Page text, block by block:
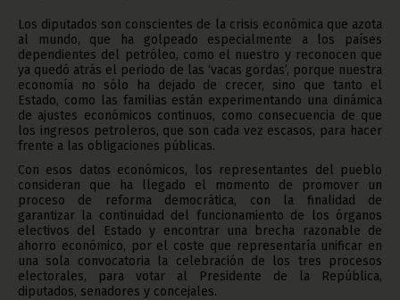
Los diputados son conscientes de la crisis económica que azota
al mundo, que ha golpeado especialmente a los países
dependientes del petróleo, como el nuestro y reconocen que
ya quedó atrás el periodo de las ‘vacas gordas’, porque nuestra
economía no sólo ha dejado de crecer, sino que tanto el
Estado, como las familias están experimentando una dinámica
de ajustes económicos continuos, como consecuencia de que
los ingresos petroleros, que son cada vez escasos, para hacer
frente a las obligaciones públicas.
Con esos datos económicos, los representantes del pueblo
consideran que ha llegado el momento de promover un
proceso de reforma democrática, con la finalidad de
garantizar la continuidad del funcionamiento de los órganos
electivos del Estado y encontrar una brecha razonable de
ahorro económico, por el coste que representaría unificar en
una sola convocatoria la celebración de los tres procesos
electorales, para votar al Presidente de la República,
diputados, senadores y concejales.